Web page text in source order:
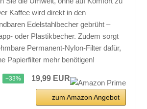
Kaffee wird direkt in den
Edelstahlbecher gebrüht –
oder Plastikbecher. Zudem sorgt
Permanent-Nylon-Filter dafür,
Papierfilter mehr benötigen!
−33% 19,99 EUR
zum Amazon Angebot